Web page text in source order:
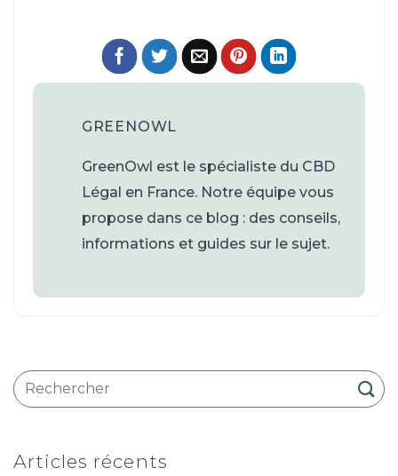
GREENOWL
GreenOwl est le spécialiste du CBD
Légal en France. Notre équipe vous
propose dans ce blog : des conseils,
informations et guides sur le sujet.
Articles récents